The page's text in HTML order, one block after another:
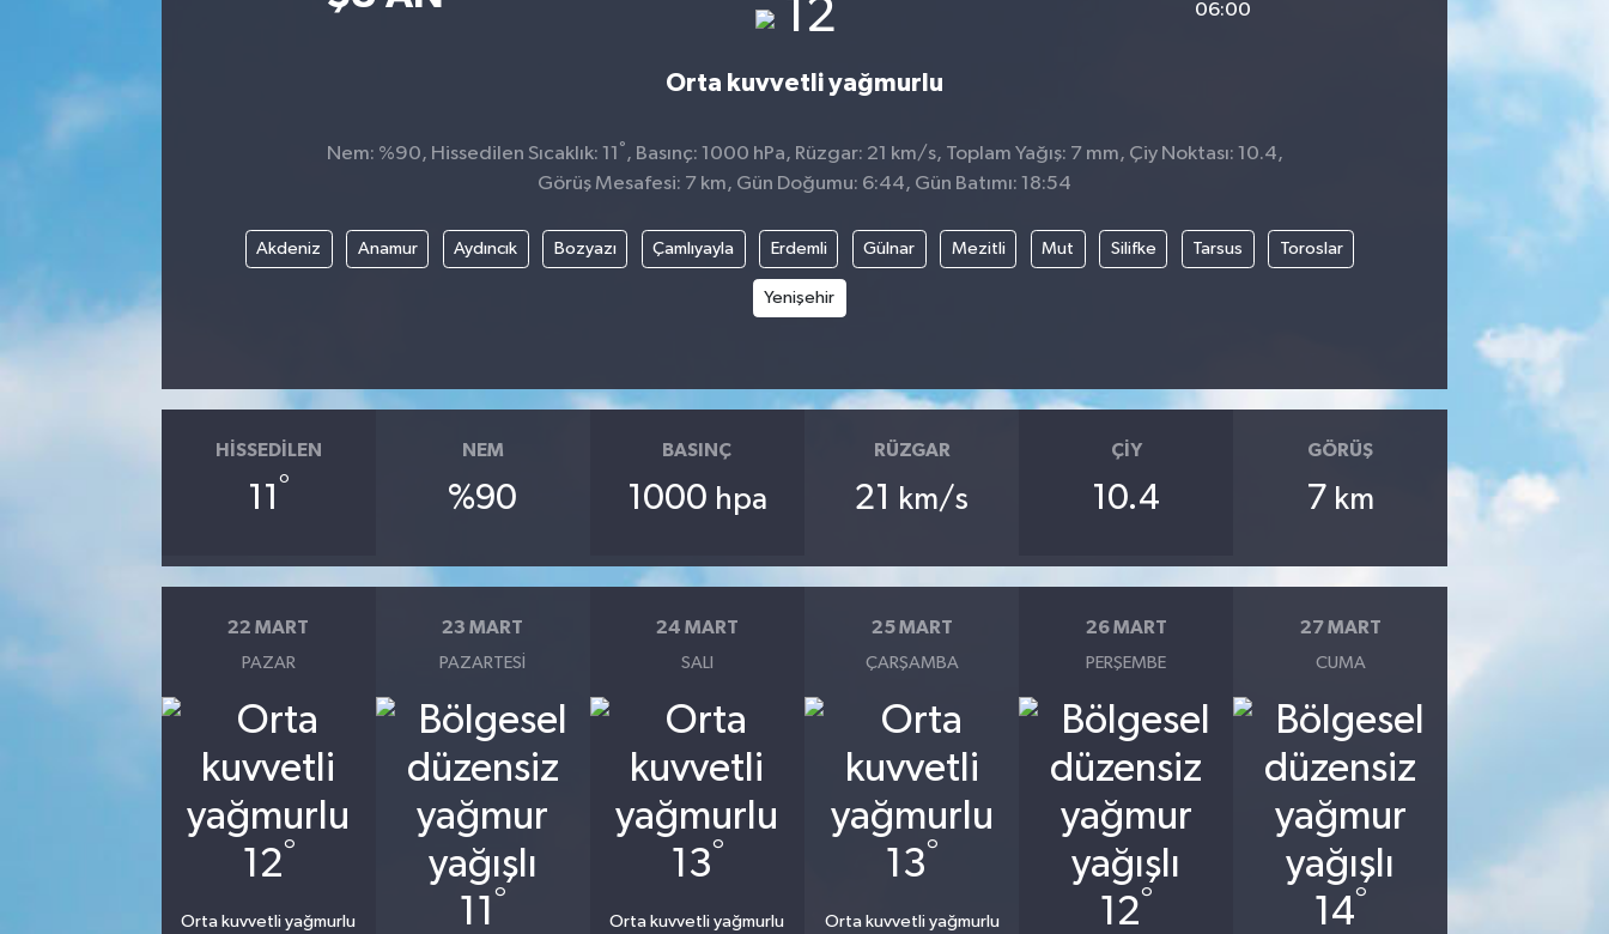
12
Orta kuvvetli yağmurlu
06:00
Nem: %90, Hissedilen Sıcaklık: 11 ° , Basınç: 1000 hPa, Rüzgar: 21 km/s, Toplam Yağış: 7 mm, Çiy Noktası: 10.4,
Görüş Mesafesi: 7 km, Gün Doğumu: 6:44, Gün Batımı: 18:54
Akdeniz Anamur Aydıncık Bozyazı Çamlıyayla Erdemli Gülnar Mezitli Mut Silifke Tarsus Toroslar
Yenişehir
HISSEDILEN
11 °
NEM
%90
BASINÇ
1000 hpa
RÜZGAR
21 km/s
ÇIY
10.4
GÖRÜŞ
7 km
22 MART
PAZAR
12°
Orta kuvvetli yağmurlu
23 MART
PAZARTESI
11 °
24 MART
SALI
13°
Orta kuvvetli yağmurlu
25 MART
ÇARŞAMBA
13°
Orta kuvvetli yağmurlu
26 MART
PERŞEMBE
12°
27 MART
CUMA
14°